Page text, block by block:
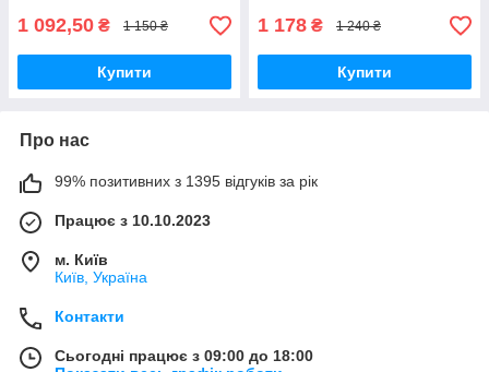
1 092,50 ₴ 1 150 ₴
Купити
1 178 ₴ 1 240 ₴
Купити
Про нас
99% позитивних з 1395 відгуків за рік
Працює з 10.10.2023
м. Київ
Київ, Україна
Контакти
Сьогодні працює з 09:00 до 18:00